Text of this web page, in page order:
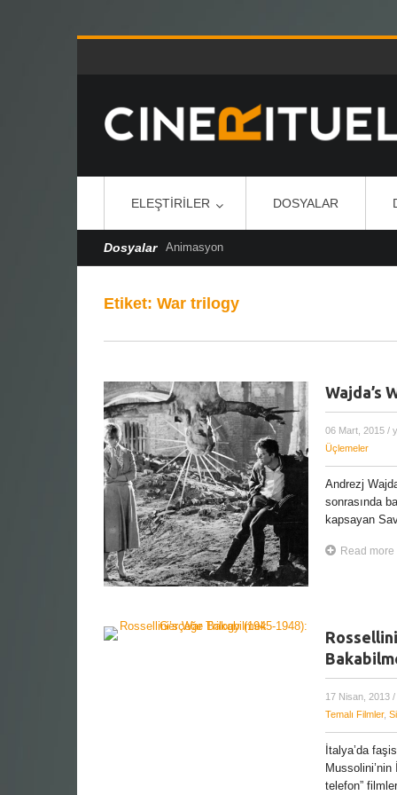
ELEŞTIRILER DOSYALAR
Dosyalar Animasyon
Etiket: War trilogy
Wajda’s
06 Mart, 2015 /
Üçlemeler
Andrezj
sonrasında
kapsayan
Read more
17 Nisan, 2013 /
Temalı Filmler,
İtalya’da
telefon”